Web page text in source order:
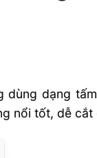
dạng
nổi tốt, dễ